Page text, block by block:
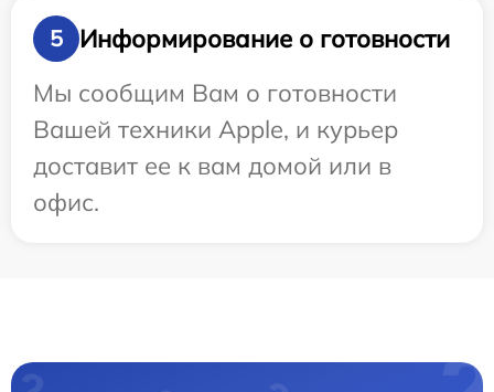
5
Информирование о готовности
Мы сообщим Вам о готовности
Вашей техники Apple, и курьер
доставит ее к вам домой или в
офис.